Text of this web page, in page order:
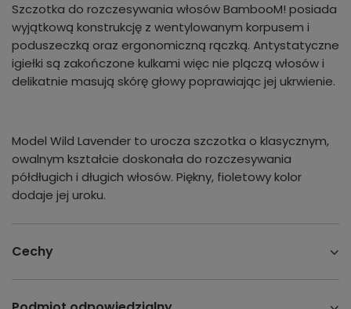
Szczotka do rozczesywania włosów BambooM! posiada
wyjątkową konstrukcję z wentylowanym korpusem i
poduszeczką oraz ergonomiczną rączką. Antystatyczne
igiełki są zakończone kulkami więc nie plączą włosów i
delikatnie masują skórę głowy poprawiając jej ukrwienie.
Model Wild Lavender to urocza szczotka o klasycznym,
owalnym kształcie doskonała do rozczesywania
półdługich i długich włosów. Piękny, fioletowy kolor
dodaje jej uroku.
Cechy